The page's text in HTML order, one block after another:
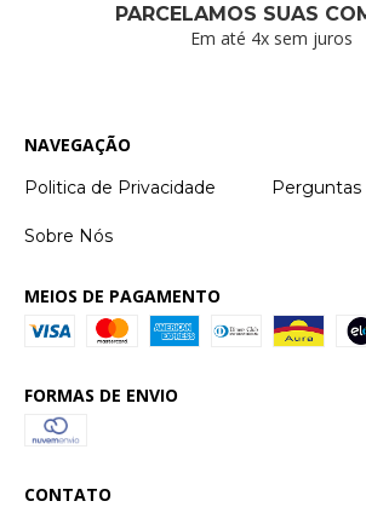
PARCELAMOS SUAS
Em até 4x sem juros
NAVEGAÇÃO
Politica de Privacidade
Sobre Nós
MEIOS DE PAGAMENTO
FORMAS DE ENVIO
CONTATO